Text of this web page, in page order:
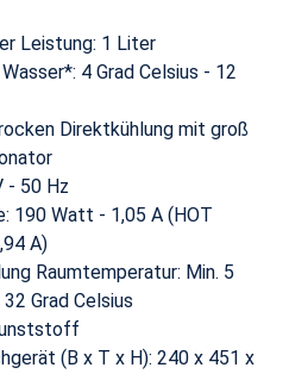
Leistung: 1 Liter
4 Grad Celsius - 12
Direktkühlung mit groß
- 50 Hz
190 Watt - 1,05 A (HOT
A)
Raumtemperatur: Min. 5
Grad Celsius
(B x T x H): 240 x 451 x